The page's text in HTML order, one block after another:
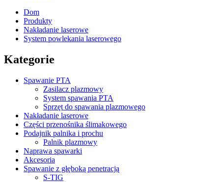
Dom
Produkty
Nakładanie laserowe
System powlekania laserowego
Kategorie
Spawanie PTA
Zasilacz plazmowy
System spawania PTA
Sprzęt do spawania plazmowego
Nakładanie laserowe
Części przenośnika ślimakowego
Podajnik palnika i prochu
Palnik plazmowy
Naprawa spawarki
Akcesoria
Spawanie z głęboką penetracją
S-TIG